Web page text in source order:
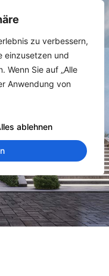
zu verbessern,
einzusetzen und
Wenn Sie auf „Alle
Anwendung von
ablehnen